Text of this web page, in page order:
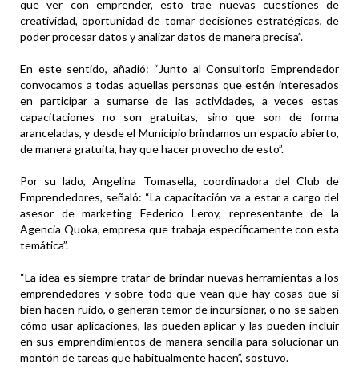
que ver con emprender, esto trae nuevas cuestiones de
creatividad, oportunidad de tomar decisiones estratégicas, de
poder procesar datos y analizar datos de manera precisa”.
En este sentido, añadió: “Junto al Consultorio Emprendedor
convocamos a todas aquellas personas que estén interesados
en participar a sumarse de las actividades, a veces estas
capacitaciones no son gratuitas, sino que son de forma
aranceladas, y desde el Municipio brindamos un espacio abierto,
de manera gratuita, hay que hacer provecho de esto”.
Por su lado, Angelina Tomasella, coordinadora del Club de
Emprendedores, señaló: “La capacitación va a estar a cargo del
asesor de marketing Federico Leroy, representante de la
Agencia Quoka, empresa que trabaja específicamente con esta
temática”.
“La idea es siempre tratar de brindar nuevas herramientas a los
emprendedores y sobre todo que vean que hay cosas que si
bien hacen ruido, o generan temor de incursionar, o no se saben
cómo usar aplicaciones, las pueden aplicar y las pueden incluir
en sus emprendimientos de manera sencilla para solucionar un
montón de tareas que habitualmente hacen”, sostuvo.